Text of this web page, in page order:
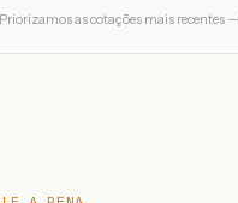
as cotações mais recentes